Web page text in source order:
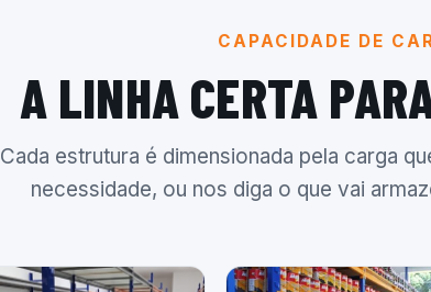
CAPACIDADE DE
A LINHA CERTA
Cada estrutura é dimensionada pela carga
necessidade, ou nos diga o que vai